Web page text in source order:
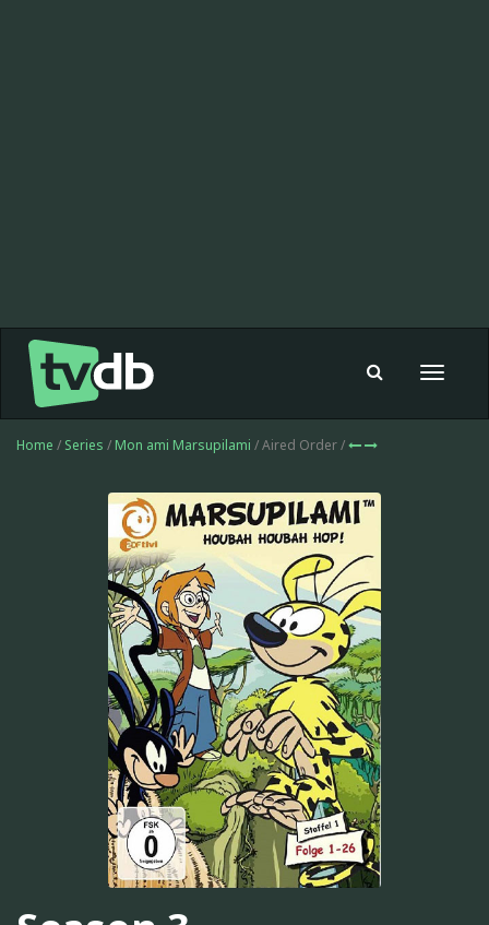
Toggle
Home / Series / Mon ami Marsupilami / Aired Order /